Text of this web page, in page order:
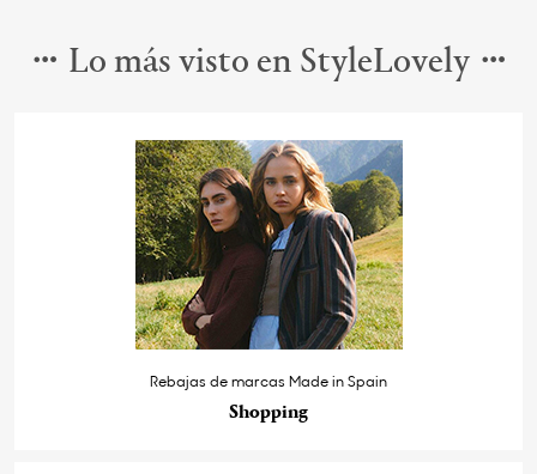
Lo más visto en StyleLovely
Rebajas de marcas Made in Spain
Shopping